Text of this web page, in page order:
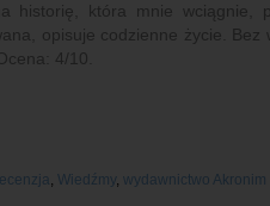
historię, która mnie wciągnie,
opisuje codzienne życie. Bez
4/10.
Wiedźmy, wydawnictwo Akronim